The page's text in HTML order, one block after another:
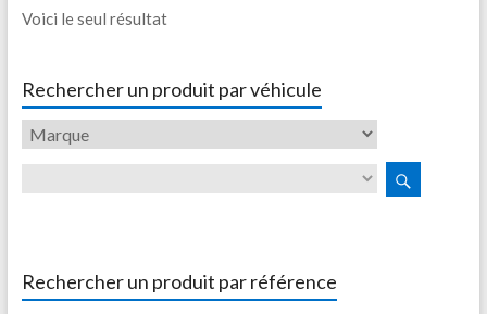
Voici le seul résultat
Rechercher un produit par véhicule
Rechercher un produit par référence